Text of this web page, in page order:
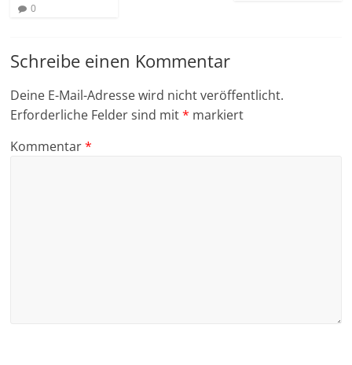
0
Schreibe einen Kommentar
Deine E-Mail-Adresse wird nicht veröffentlicht.
Erforderliche Felder sind mit* markiert
Kommentar*